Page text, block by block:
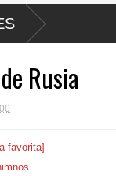
Rusia
favorita]